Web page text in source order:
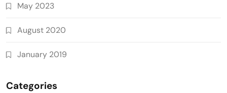
May 2023
August 2020
January 2019
Categories